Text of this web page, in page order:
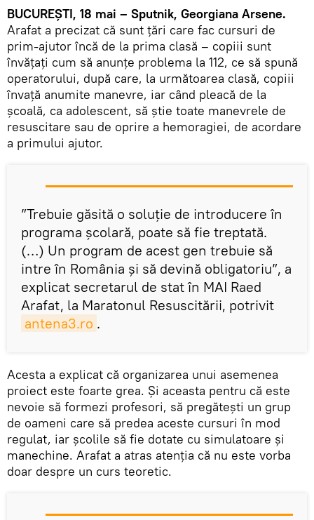
BUCUREȘTI, 18 mai – Sputnik, Georgiana Arsene.
Arafat a precizat că sunt țări care fac cursuri de
prim-ajutor încă de la prima clasă – copiii sunt
învățați cum să anunțe problema la 112, ce să spună
operatorului, după care, la următoarea clasă, copiii
învață anumite manevre, iar când pleacă de la
școală, ca adolescent, să știe toate manevrele de
resuscitare sau de oprire a hemoragiei, de acordare
a primului ajutor.
”Trebuie găsită o soluție de introducere în
programa școlară, poate să fie treptată.
(…) Un program de acest gen trebuie să
intre în România și să devină obligatoriu”, a
explicat secretarul de stat în MAI Raed
Arafat, la Maratonul Resuscitării, potrivit
antena3.ro .
Acesta a explicat că organizarea unui asemenea
proiect este foarte grea. Și aceasta pentru că este
nevoie să formezi profesori, să pregătești un grup
de oameni care să predea aceste cursuri în mod
regulat, iar școlile să fie dotate cu simulatoare și
manechine. Arafat a atras atenția că nu este vorba
doar despre un curs teoretic.